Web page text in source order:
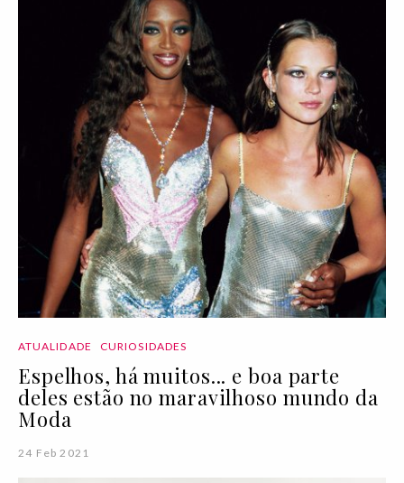
ATUALIDADE CURIOSIDADES
Espelhos, há muitos... e boa parte
deles estão no maravilhoso mundo da
Moda
24 Feb 2021